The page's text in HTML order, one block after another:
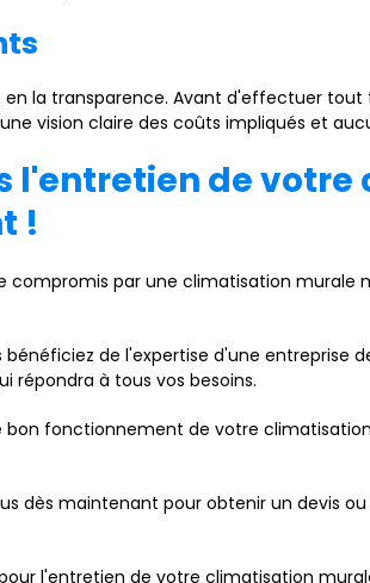
en la transparence. Avant d'effectuer
vision claire des coûts impliqués et
l'entretien de
!
compromis par une climatisation
bénéficiez de l'expertise d'une
répondra à tous vos besoins.
bon fonctionnement de votre
dès maintenant pour obtenir un devis
l'entretien de votre climatisation